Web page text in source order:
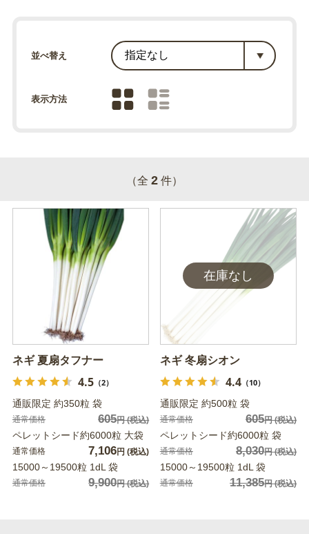
並べ替え
表示方法
（全 2 件）
ネギ 夏扇タフナー
4.5（2）
通販限定 約350粒 袋
通常価格 605円(税込)
ペレットシード約6000粒 大袋
通常価格 7,106円 (税込)
15000～19500粒 1dL 袋
通常価格 9,900円(税込)
ネギ 冬扇シオン
4.4（10）
通販限定 約500粒 袋
通常価格 605円(税込)
ペレットシード約6000粒 袋
通常価格 8,030円(税込)
15000～19500粒 1dL 袋
通常価格 11,385円(税込)